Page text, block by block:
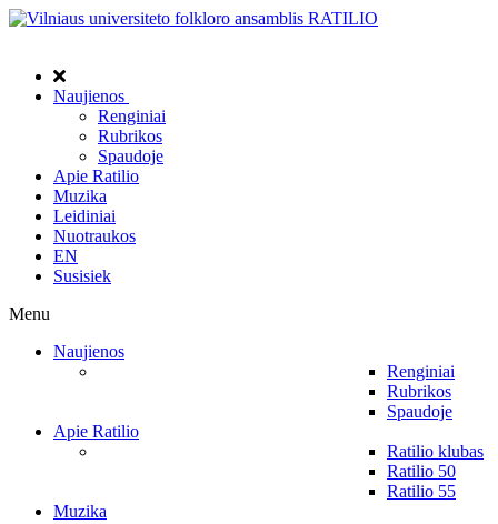
Naujienos
Renginiai
Rubrikos
Spaudoje
Apie Ratilio
Muzika
Leidiniai
Nuotraukos
EN
Susisiek
Menu
Naujienos
Renginiai
Rubrikos
Spaudoje
Apie Ratilio
Ratilio klubas
Ratilio 50
Ratilio 55
Muzika